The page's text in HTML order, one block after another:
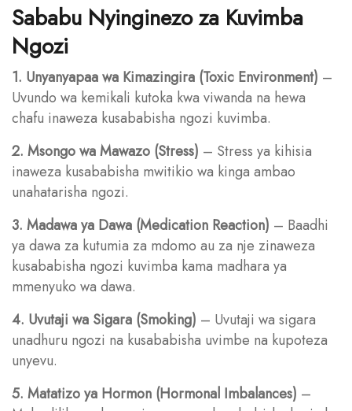
Sababu Nyinginezo za Kuvimba
Ngozi
1. Unyanyapaa wa Kimazingira (Toxic Environment) –
Uvundo wa kemikali kutoka kwa viwanda na hewa
chafu inaweza kusababisha ngozi kuvimba.
2. Msongo wa Mawazo (Stress) – Stress ya kihisia
inaweza kusababisha mwitikio wa kinga ambao
unahatarisha ngozi.
3. Madawa ya Dawa (Medication Reaction) – Baadhi
ya dawa za kutumia za mdomo au za nje zinaweza
kusababisha ngozi kuvimba kama madhara ya
mmenyuko wa dawa.
4. Uvutaji wa Sigara (Smoking) – Uvutaji wa sigara
unadhuru ngozi na kusababisha uvimbe na kupoteza
unyevu.
5. Matatizo ya Hormon (Hormonal Imbalances) –